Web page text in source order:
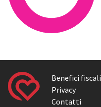
Benefici fiscali
Privacy
Contatti